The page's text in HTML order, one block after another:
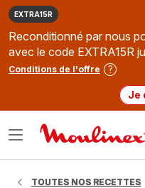
EXTRA15R
Reconditionné par nous
avec le code EXTRA15R
Conditions de l'offre
Je
Ouvrir
TOUTES NOS RECETTES